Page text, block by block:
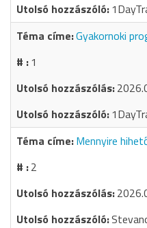
Gyakornoki
1
Mennyire
2